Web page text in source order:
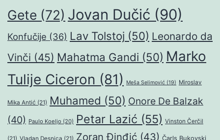
Gete (72) Jovan Dučić (90)
Konfučije (36) Lav Tolstoj (50) Leonardo da
Vinči (45) Mahatma Gandi (50) Marko
Tulije Ciceron (81) Meša Selimović (19) Miroslav
Mika Antić (21) Muhamed (50) Onore De Balzak
(40) Paulo Koeljo (20) Petar Lazić (55) Vinston Čerčil
Zoran Đinđić (43) Čarls Bukovski